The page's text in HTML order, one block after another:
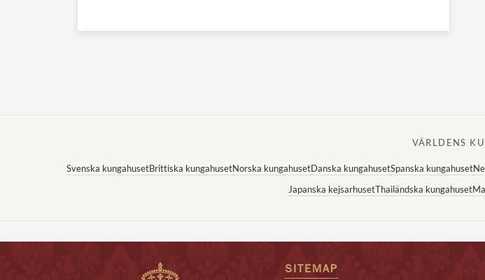
VÄRLDENS
Svenska kungahusetBrittiska kungahusetNorska kungahusetDanska kungahusetSpanska kungahuset
Japanska kejsarhusetThailändska kungahuset
SITEMAP